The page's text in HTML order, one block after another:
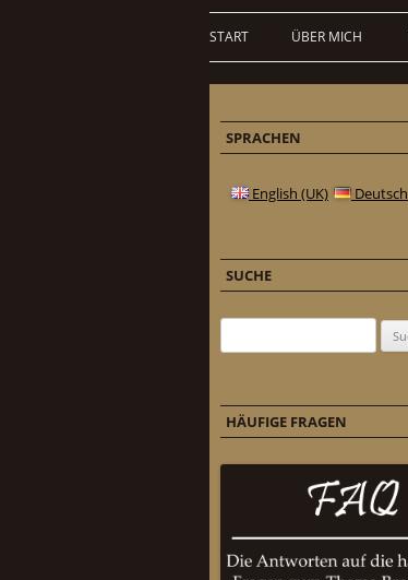
START ÜBER MICH
SPRACHEN
English (UK) Deutsch
SUCHE
HÄUFIGE FRAGEN